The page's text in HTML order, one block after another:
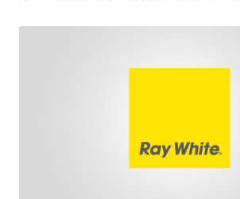
ini menjadi semakin istimewa karena
tahun berturut-turut, sebuah bukti nyata